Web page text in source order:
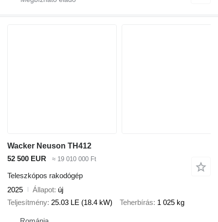
Wacker Neuson TH412
52 500 EUR
≈ 19 010 000 Ft
Teleszkópos rakodógép
2025
Állapot új
Teljesítmény 25.03 LE (18.4 kW) Teherbírás 1 025 kg